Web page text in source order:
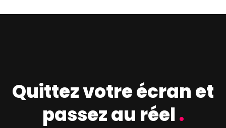
Quittez votre écran et
passez au réel.